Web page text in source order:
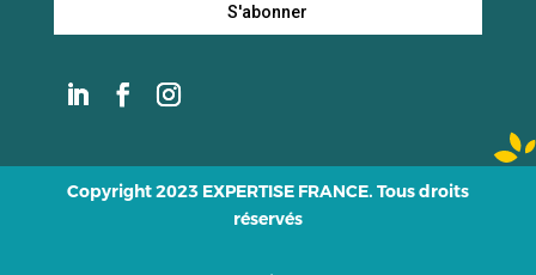
S'abonner
Copyright 2023 EXPERTISE FRANCE. Tous droits
réservés